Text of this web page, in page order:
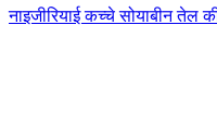
नाइजीरियाई कच्चे सोयाबीन तेल